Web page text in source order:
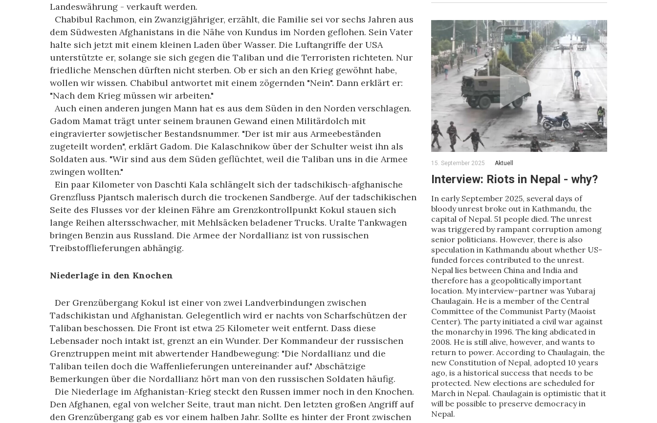
Landeswährung - verkauft werden.
Chabibul Rachmon, ein Zwanzigjähriger, erzählt, die Familie sei vor sechs Jahren aus
dem Südwesten Afghanistans in die Nähe von Kundus im Norden geflohen. Sein Vater
halte sich jetzt mit einem kleinen Laden über Wasser. Die Luftangriffe der USA
unterstützte er, solange sie sich gegen die Taliban und die Terroristen richteten. Nur
friedliche Menschen dürften nicht sterben. Ob er sich an den Krieg gewöhnt habe,
wollen wir wissen. Chabibul antwortet mit einem zögernden "Nein". Dann erklärt er:
"Nach dem Krieg müssen wir arbeiten."
Auch einen anderen jungen Mann hat es aus dem Süden in den Norden verschlagen.
Gadom Mamat trägt unter seinem braunen Gewand einen Militärdolch mit
eingravierter sowjetischer Bestandsnummer. "Der ist mir aus Armeebeständen
zugeteilt worden", erklärt Gadom. Die Kalaschnikow über der Schulter weist ihn als
Soldaten aus. "Wir sind aus dem Süden geflüchtet, weil die Taliban uns in die Armee
zwingen wollten."
Ein paar Kilometer von Daschti Kala schlängelt sich der tadschikisch-afghanische
Grenzfluss Pjantsch malerisch durch die trockenen Sandberge. Auf der tadschikischen
Seite des Flusses vor der kleinen Fähre am Grenzkontrollpunkt Kokul stauen sich
lange Reihen altersschwacher, mit Mehlsäcken beladener Trucks. Uralte Tankwagen
bringen Benzin aus Russland. Die Armee der Nordallianz ist von russischen
Treibstofflieferungen abhängig.
Niederlage in den Knochen
Der Grenzübergang Kokul ist einer von zwei Landverbindungen zwischen
Tadschikistan und Afghanistan. Gelegentlich wird er nachts von Scharfschützen der
Taliban beschossen. Die Front ist etwa 25 Kilometer weit entfernt. Dass diese
Lebensader noch intakt ist, grenzt an ein Wunder. Der Kommandeur der russischen
Grenztruppen meint mit abwertender Handbewegung: "Die Nordallianz und die
Taliban teilen doch die Waffenlieferungen untereinander auf." Abschätzige
Bemerkungen über die Nordallianz hört man von den russischen Soldaten häufig.
Die Niederlage im Afghanistan-Krieg steckt den Russen immer noch in den Knochen.
Den Afghanen, egal von welcher Seite, traut man nicht. Den letzten großen Angriff auf
den Grenzübergang gab es vor einem halben Jahr. Sollte es hinter der Front zwischen
15. September 2025 Aktuell
Interview: Riots in Nepal - why?
In early September 2025, several days of
bloody unrest broke out in Kathmandu, the
capital of Nepal. 51 people died. The unrest
was triggered by rampant corruption among
senior politicians. However, there is also
speculation in Kathmandu about whether US-
funded forces contributed to the unrest.
Nepal lies between China and India and
therefore has a geopolitically important
location. My interview-partner was Yubaraj
Chaulagain. He is a member of the Central
Committee of the Communist Party (Maoist
Center). The party initiated a civil war against
the monarchy in 1996. The king abdicated in
2008. He is still alive, however, and wants to
return to power. According to Chaulagain, the
new Constitution of Nepal, adopted 10 years
ago, is a historical success that needs to be
protected. New elections are scheduled for
March in Nepal. Chaulagain is optimistic that it
will be possible to preserve democracy in
Nepal.